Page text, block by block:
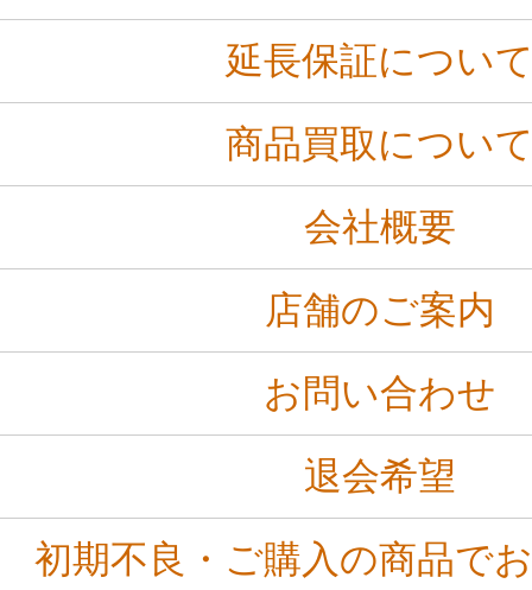
延長保証につい
商品買取につい
会社概要
店舗のご案内
お問い合わせ
退会希望
初期不良・ご購入の商品で